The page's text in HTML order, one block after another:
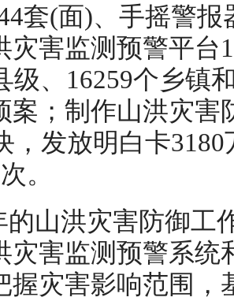
套(面)、手摇警
灾害监测预警平台
级、16259个乡镇
案；制作山洪灾害
，发放明白卡
。
的山洪灾害防御工
灾害监测预警系统
握灾害影响范围，